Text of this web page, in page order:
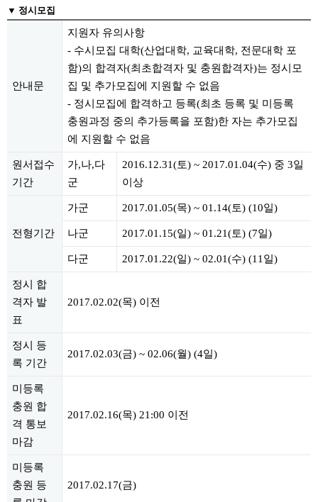
▼ 정시모집
안내문
지원자 유의사항
- 수시모집 대학(산업대학, 교육대학, 전문대학 포
함)의 합격자(최초합격자 및 충원합격자)는 정시모
집 및 추가모집에 지원할 수 없음
- 정시모집에 합격하고 등록(최초 등록 및 미등록
충원과정 중의 추가등록을 포함)한 자는 추가모집
에 지원할 수 없음
원서접수
기간
가,나,다
군
2016.12.31(토) ~ 2017.01.04(수) 중 3일
이상
전형기간
가군 2017.01.05(목) ~ 01.14(토) (10일)
나군 2017.01.15(일) ~ 01.21(토) (7일)
다군 2017.01.22(일) ~ 02.01(수) (11일)
정시 합
격자 발
표
2017.02.02(목) 이전
정시 등
록 기간
2017.02.03(금) ~ 02.06(월) (4일)
미등록
충원 합
격 통보
마감
2017.02.16(목) 21:00 이전
미등록
충원 등
2017.02.17(금)